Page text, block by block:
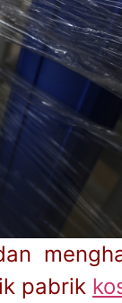
pabrik